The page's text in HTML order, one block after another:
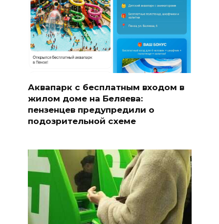
Аквапарк с бесплатным входом в
жилом доме на Беляева:
пензенцев предупредили о
подозрительной схеме